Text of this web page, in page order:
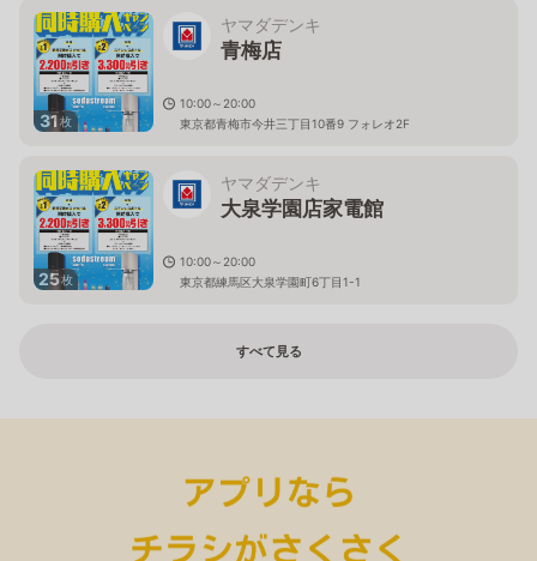
31枚
ヤマダデンキ
青梅店
10:00～20:00
東京都青梅市今井三丁目10番9 フォレオ2F
25枚
ヤマダデンキ
大泉学園店家電館
10:00～20:00
東京都練馬区大泉学園町6丁目1-1
すべて見る